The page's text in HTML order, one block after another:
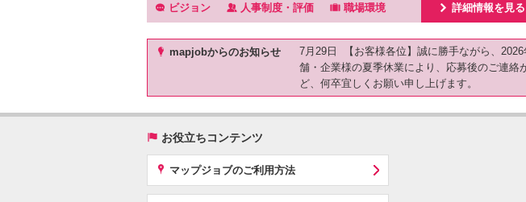
f ビジョン ‰ 人事制度・評価 . 職場環境 ú 詳細情報を見る
) mapjobからのお知らせ
7月29日 【お客様各位】誠に勝手ながら、
舗・企業様の夏季休業により、応募後のご連
ど、何卒宜しくお願い申し上げます。
( お役立ちコンテンツ
x マップジョブのご利用方法